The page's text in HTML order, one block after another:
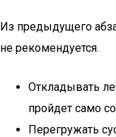
Из предыдущего
не рекомендуется.
Откладывать
пройдет само
Перегружать